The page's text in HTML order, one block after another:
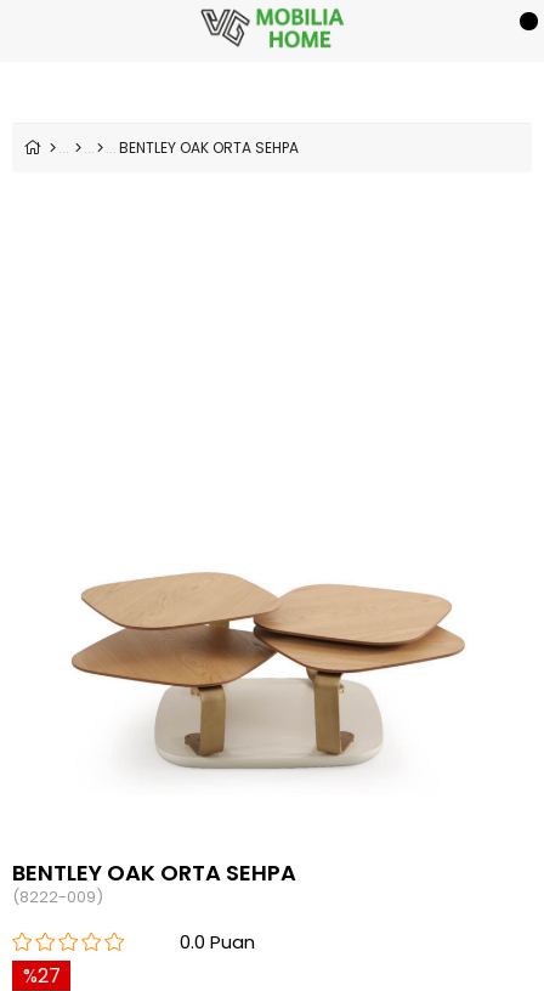
BENTLEY OAK ORTA SEHPA
BENTLEY OAK ORTA SEHPA
(8222-009)
0.0
27